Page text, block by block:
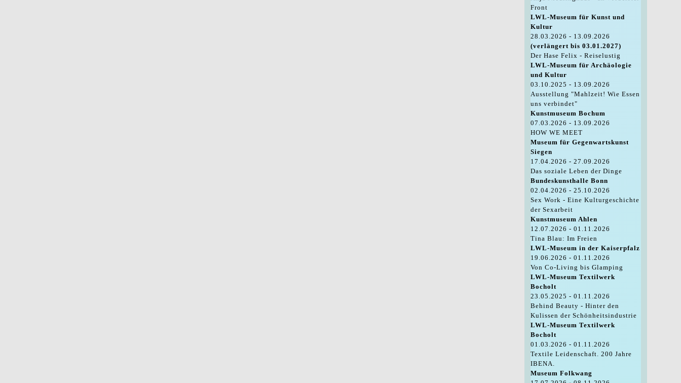
Front
LWL-Museum für Kunst und
Kultur
28.03.2026 - 13.09.2026
(verlängert bis 03.01.2027)
Der Hase Felix - Reiselustig
LWL-Museum für Archäologie
und Kultur
03.10.2025 - 13.09.2026
Ausstellung "Mahlzeit! Wie Essen
uns verbindet"
Kunstmuseum Bochum
07.03.2026 - 13.09.2026
HOW WE MEET
Museum für Gegenwartskunst
Siegen
17.04.2026 - 27.09.2026
Das soziale Leben der Dinge
Bundeskunsthalle Bonn
02.04.2026 - 25.10.2026
Sex Work - Eine Kulturgeschichte
der Sexarbeit
Kunstmuseum Ahlen
12.07.2026 - 01.11.2026
Tina Blau: Im Freien
LWL-Museum in der Kaiserpfalz
19.06.2026 - 01.11.2026
Von Co-Living bis Glamping
LWL-Museum Textilwerk
Bocholt
23.05.2025 - 01.11.2026
Behind Beauty - Hinter den
Kulissen der Schönheitsindustrie
LWL-Museum Textilwerk
Bocholt
01.03.2026 - 01.11.2026
Textile Leidenschaft. 200 Jahre
IBENA.
Museum Folkwang